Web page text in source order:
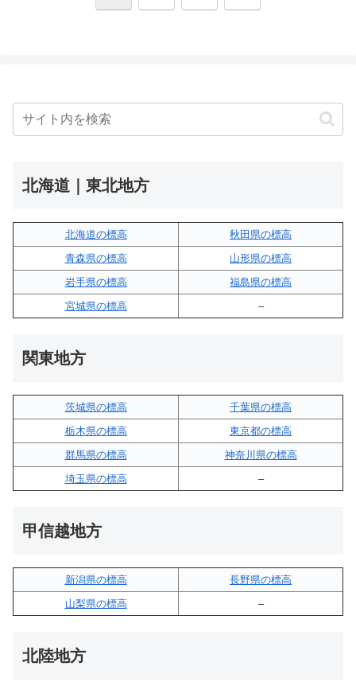
北海道｜東北地方
北海道の標高
秋田県の標高
青森県の標高
山形県の標高
岩手県の標高
福島県の標高
宮城県の標高
–
関東地方
茨城県の標高
千葉県の標高
栃木県の標高
東京都の標高
群馬県の標高
神奈川県の標高
埼玉県の標高
–
甲信越地方
新潟県の標高
長野県の標高
山梨県の標高
–
北陸地方